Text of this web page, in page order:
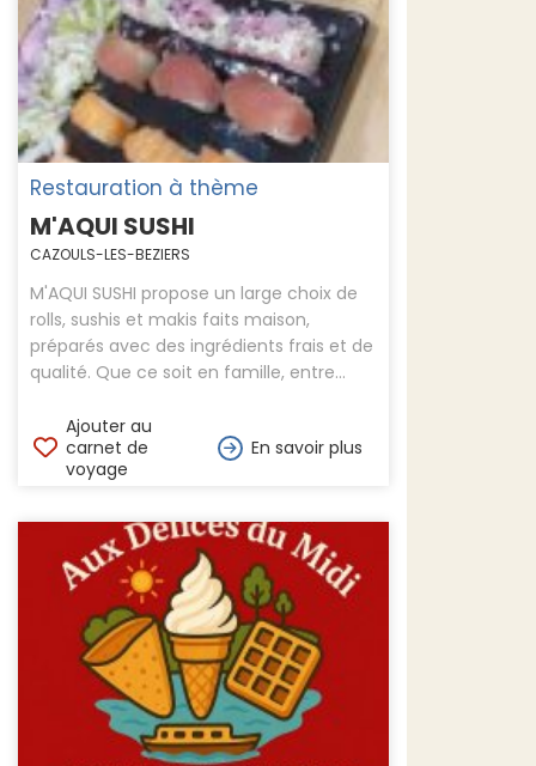
Restauration à thème
M'AQUI SUSHI
CAZOULS-LES-BEZIERS
M'AQUI SUSHI propose un large choix de
rolls, sushis et makis faits maison,
préparés avec des ingrédients frais et de
qualité. Que ce soit en famille, entre...
Ajouter au
carnet de
voyage
En savoir plus